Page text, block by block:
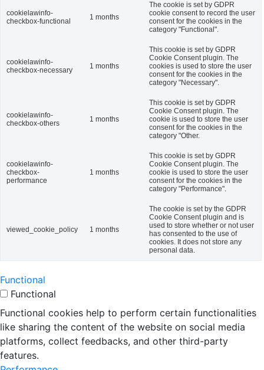
cookielawinfo-
checkbox-functional
1 months
The cookie is set by GDPR
cookie consent to record the user
consent for the cookies in the
category "Functional".
cookielawinfo-
checkbox-necessary
1 months
This cookie is set by GDPR
Cookie Consent plugin. The
cookies is used to store the user
consent for the cookies in the
category "Necessary".
cookielawinfo-
checkbox-others
1 months
This cookie is set by GDPR
Cookie Consent plugin. The
cookie is used to store the user
consent for the cookies in the
category "Other.
cookielawinfo-
checkbox-
performance
1 months
This cookie is set by GDPR
Cookie Consent plugin. The
cookie is used to store the user
consent for the cookies in the
category "Performance".
viewed_cookie_policy 1 months
The cookie is set by the GDPR
Cookie Consent plugin and is
used to store whether or not user
has consented to the use of
cookies. It does not store any
personal data.
Functional
Functional
Functional cookies help to perform certain functionalities
like sharing the content of the website on social media
platforms, collect feedbacks, and other third-party
features.